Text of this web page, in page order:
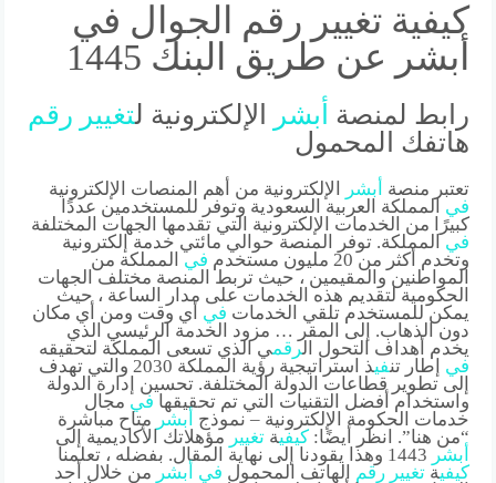
كيفية تغيير رقم الجوال في
أبشر عن طريق البنك 1445
رابط لمنصة أبشر الإلكترونية لتغيير رقم
هاتفك المحمول
تعتبر منصة أبشر
الإلكترونية من أهم المنصات الإلكترونية
في المملكة العربية السعودية وتوفر للمستخدمين عددًا
كبيرًا من الخدمات الإلكترونية التي تقدمها الجهات المختلفة
في المملكة. توفر المنصة حوالي مائتي خدمة إلكترونية
وتخدم أكثر من 20 مليون مستخدم
في المملكة من
المواطنين والمقيمين ، حيث تربط المنصة مختلف الجهات
الحكومية لتقديم هذه الخدمات على مدار الساعة ، حيث
يمكن للمستخدم تلقي الخدمات في أي وقت ومن أي مكان
دون الذهاب. إلى المقر … مزود الخدمة الرئيسي الذي
يخدم أهداف التحول ال رقمي الذي تسعى المملكة لتحقيقه
في إطار تنفي
ذ استراتيجية رؤية المملكة 2030 والتي تهدف
إلى تطوير قطاعات الدولة المختلفة. تحسين إدارة الدولة
واستخدام أفضل التقنيات التي تم تحقيقها في مجال
خدمات الحكومة الإلكترونية – نموذج
أبشر
متاح مباشرة
“من هنا”. انظر أيضًا:كيفيةتغيير
مؤهلاتك الأكاديمية إلى
أبشر
كيفيةتغيير رقم الهاتف المحمول في أبشر
من خلال أحد